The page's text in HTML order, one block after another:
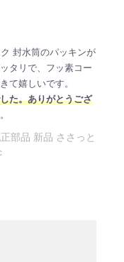
封水筒のパッキンが
タリで、フッ素コー
て嬉しいです。
た。ありがとうござ
部品 新品 ささっと